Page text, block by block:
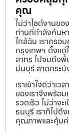
คุณ
ไม่ว่าไซต์งานข
ท่านที่กำลังค้นหา
ใกล้ฉัน เราครอ
กรุงเทพฯ ตั้งแ
สาทร ไปจนถึง
มีนบุรี ลาดกระบั
เราเข้าใจดีว่าเ
ของเราจึงพร้อ
รวดเร็ว ไม่ว่าจ
ธนบุรี เราก็ไปถึ
คุณภาพและคุ้ม